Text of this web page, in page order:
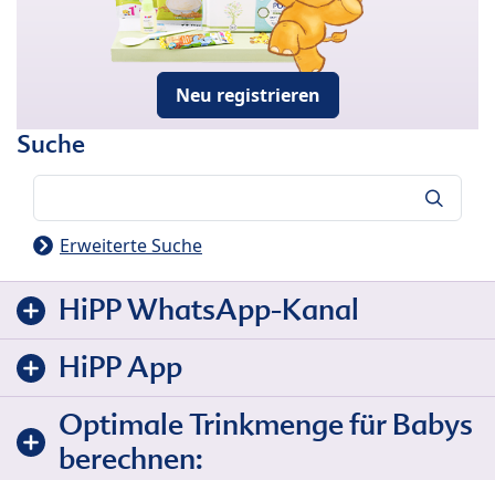
Neu registrieren
Suche
Erweiterte Suche
HiPP WhatsApp-Kanal
HiPP App
Optimale Trinkmenge für Babys
berechnen: